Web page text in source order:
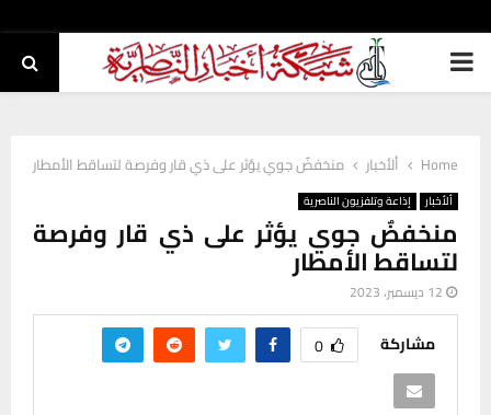
PRIMARY
Home ألأخبار منخفضٌ جوي يؤثر على ذي قار وفرصة لتساقط الأمطار
ألأخبار إذاعة وتلفزيون الناصرية
منخفضٌ جوي يؤثر على ذي قار وفرصة
لتساقط الأمطار
12 ديسمبر، 2023
مشاركة 0